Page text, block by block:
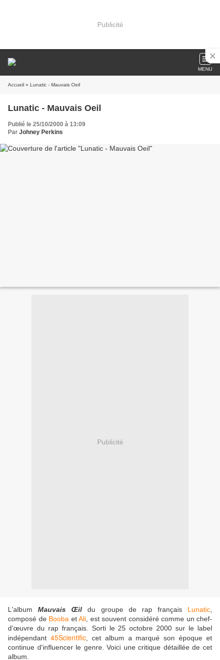
Publicité
MENU
Accueil » Lunatic - Mauvais Oeil
Lunatic - Mauvais Oeil
Publié le 25/10/2000 à 13:09
Par Johney Perkins
Publicité
L'albumMauvais Œil du groupe de rap français Lunatic
composé de Booba etAli , est souvent considéré comme un chef-
d'œuvre du rap français. Sorti le 25 octobre 2000 sur le label
indépendant 45Scientific, cet album a marqué son époque et
continue d'influencer le genre. Voici une critique détaillée de cet
album.